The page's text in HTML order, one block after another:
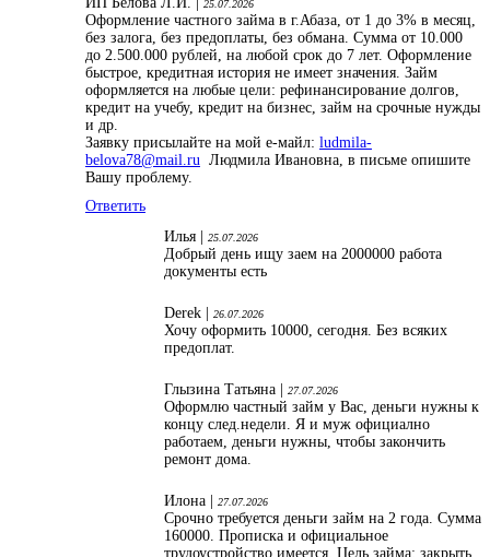
25.07.2026
Оформление частного займа в г.Абаза, от 1 до 3% в месяц,
без залога, без предоплаты, без обмана. Сумма от 10.000
до 2.500.000 рублей, на любой срок до 7 лет. Оформление
быстрое, кредитная история не имеет значения. Займ
оформляется на любые цели: рефинансирование долгов,
кредит на учебу, кредит на бизнес, займ на срочные нужды
и др.
Заявку присылайте на мой е-майл: ludmila-
belova78@mail.ru Людмила Ивановна, в письме опишите
Вашу проблему.
Ответить
Илья |
25.07.2026
Добрый день ищу заем на 2000000 работа
документы есть
Derek | 26.07.2026
Хочу оформить 10000, сегодня. Без всяких
предоплат.
Глызина Татьяна | 27.07.2026
Оформлю частный займ у Вас, деньги нужны к
концу след.недели. Я и муж официално
работаем, деньги нужны, чтобы закончить
ремонт дома.
Илона | 27.07.2026
Срочно требуется деньги займ на 2 года. Сумма
160000. Прописка и официальное
трудоустройство имеется. Цель займа: закрыть